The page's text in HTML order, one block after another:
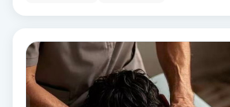
Damklippning